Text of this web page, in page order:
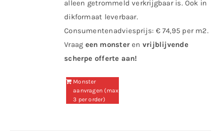
alleen getrommeld verkrijgbaar is. Ook in
dikformaat leverbaar.
Consumentenadviesprijs: € 74,95 per m2.
Vraag een monsteren vrijblijvende
scherpe offerte aan!
Monster
aanvragen (max
3 per order)